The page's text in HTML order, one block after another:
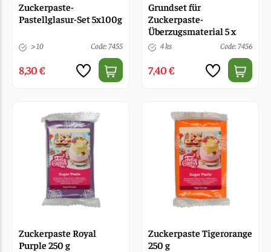
Zuckerpaste-
Pastellglasur-Set 5x100g
> 10 Code: 7455
8,30 €
Grundset für
Zuckerpaste-
Überzugsmaterial 5 x
100 g
4 ks Code: 7456
7,40 €
Zuckerpaste Royal
Purple 250 g
Zuckerpaste Tigerorange
250 g